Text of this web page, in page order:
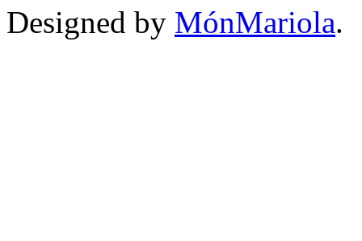
Designed by MónMariola.